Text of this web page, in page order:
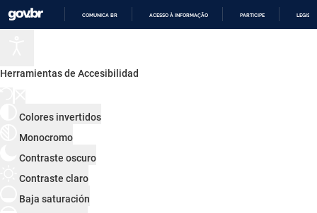
COMUNICA BR ACESSO À INFORMAÇÃO PARTICIPE
Herramientas de Accesibilidad
Colores invertidos
Monocromo
Contraste oscuro
Contraste claro
Baja saturación